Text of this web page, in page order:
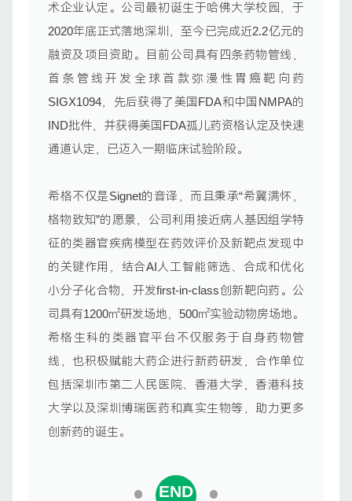
术企业认定。公司最初诞生于哈佛大学校园，于
2020年底正式落地深圳，至今已完成近2.2亿元的
融资及项目资助。目前公司具有四条药物管线，
首条管线开发全球首款弥漫性胃癌靶向药
SIGX1094，先后获得了美国FDA和中国NMPA的
IND批件，并获得美国FDA孤儿药资格认定及快速
通道认定，已迈入一期临床试验阶段。
希格不仅是Signet的音译，而且秉承“希冀满怀，
格物致知”的愿景，公司利用接近病人基因组学特
征的类器官疾病模型在药效评价及新靶点发现中
的关键作用，结合AI人工智能筛选、合成和优化
小分子化合物，开发first-in-class创新靶向药。公
司具有1200㎡研发场地，500㎡实验动物房场地。
希格生科的类器官平台不仅服务于自身药物管
线，也积极赋能大药企进行新药研发，合作单位
包括深圳市第二人民医院、香港大学，香港科技
大学以及深圳博瑞医药和真实生物等，助力更多
创新药的诞生。
END